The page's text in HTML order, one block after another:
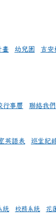
畫 幼兒園 吉安
行事曆 聯絡我們
英語表 巡堂紀
統 校務系統 花